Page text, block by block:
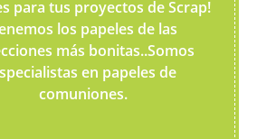
para tus proyectos de Scrap!
los papeles de las
más bonitas..Somos
en papeles de
comuniones.